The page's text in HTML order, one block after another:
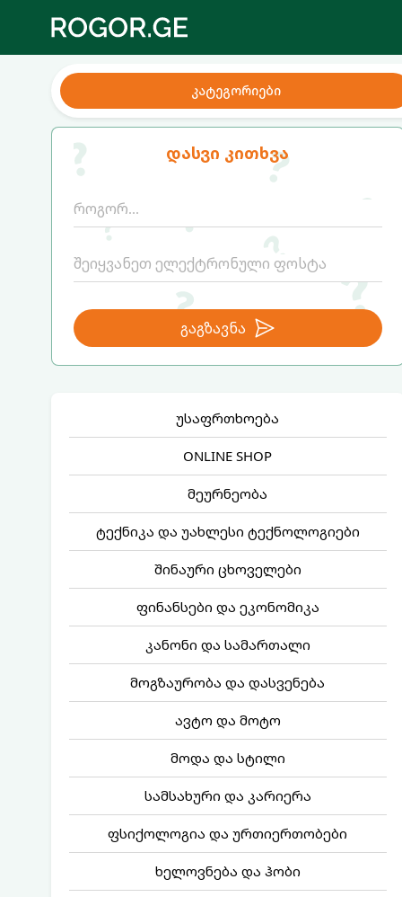
კატეგორიები
დასვი კითხვა
გაგზავნა
უსაფრთხოება
ONLINE SHOP
მეურნეობა
ტექნიკა და უახლესი ტექნოლოგიები
შინაური ცხოველები
ფინანსები და ეკონომიკა
კანონი და სამართალი
მოგზაურობა და დასვენება
ავტო და მოტო
მოდა და სტილი
სამსახური და კარიერა
ფსიქოლოგია და ურთიერთობები
ხელოვნება და ჰობი